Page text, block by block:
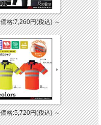
価格:7,260円(税込)～
価格:5,720円(税込)～